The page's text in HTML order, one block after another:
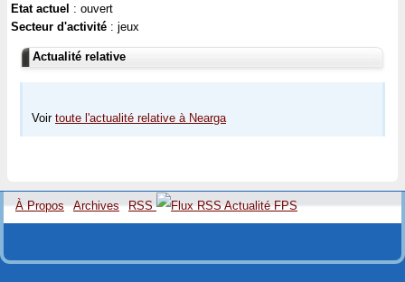
Etat actuel : ouvert
Secteur d'activité : jeux
Actualité relative
Voir toute l'actualité relative à Nearga
À Propos Archives RSS